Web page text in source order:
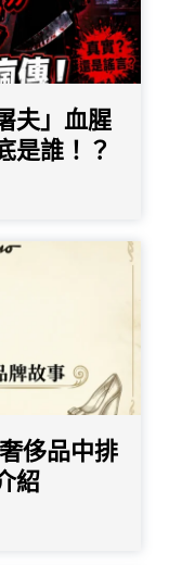
夫」血腥
是誰！？
侈品中排
紹